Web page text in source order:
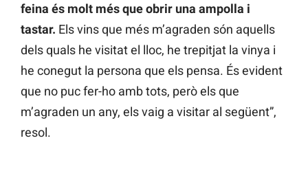
feina és molt més que obrir una ampolla i
tastar. Els vins que més m’agraden són aquells
dels quals he visitat el lloc, he trepitjat la vinya i
he conegut la persona que els pensa. És evident
que no puc fer-ho amb tots, però els que
m’agraden un any, els vaig a visitar al següent”,
resol.